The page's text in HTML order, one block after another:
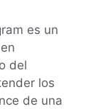
es un
del
los
de una